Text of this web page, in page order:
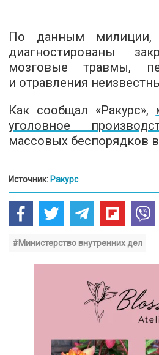
По данным милиции,
диагностированы
мозговые травмы,
и отравления
Как сообщал «Ракурс»,
уголовное
массовых беспорядков
Источник: Ракурс
#Министерство внутренних дел